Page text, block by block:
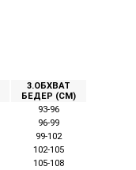
3.ОБХВАТ
БЕДЕР (СМ)
93-96
96-99
99-102
102-105
105-108